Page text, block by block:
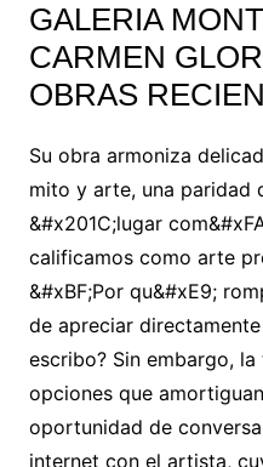
GALERIA
CARMEN
OBRAS
Su obra armoniza
mito y arte, una paridad
&#x201C;lugar
calificamos como arte
&#xBF;Por qu&#xE9;
de apreciar
escribo? Sin embargo,
opciones que
oportunidad de
internet con el artista,